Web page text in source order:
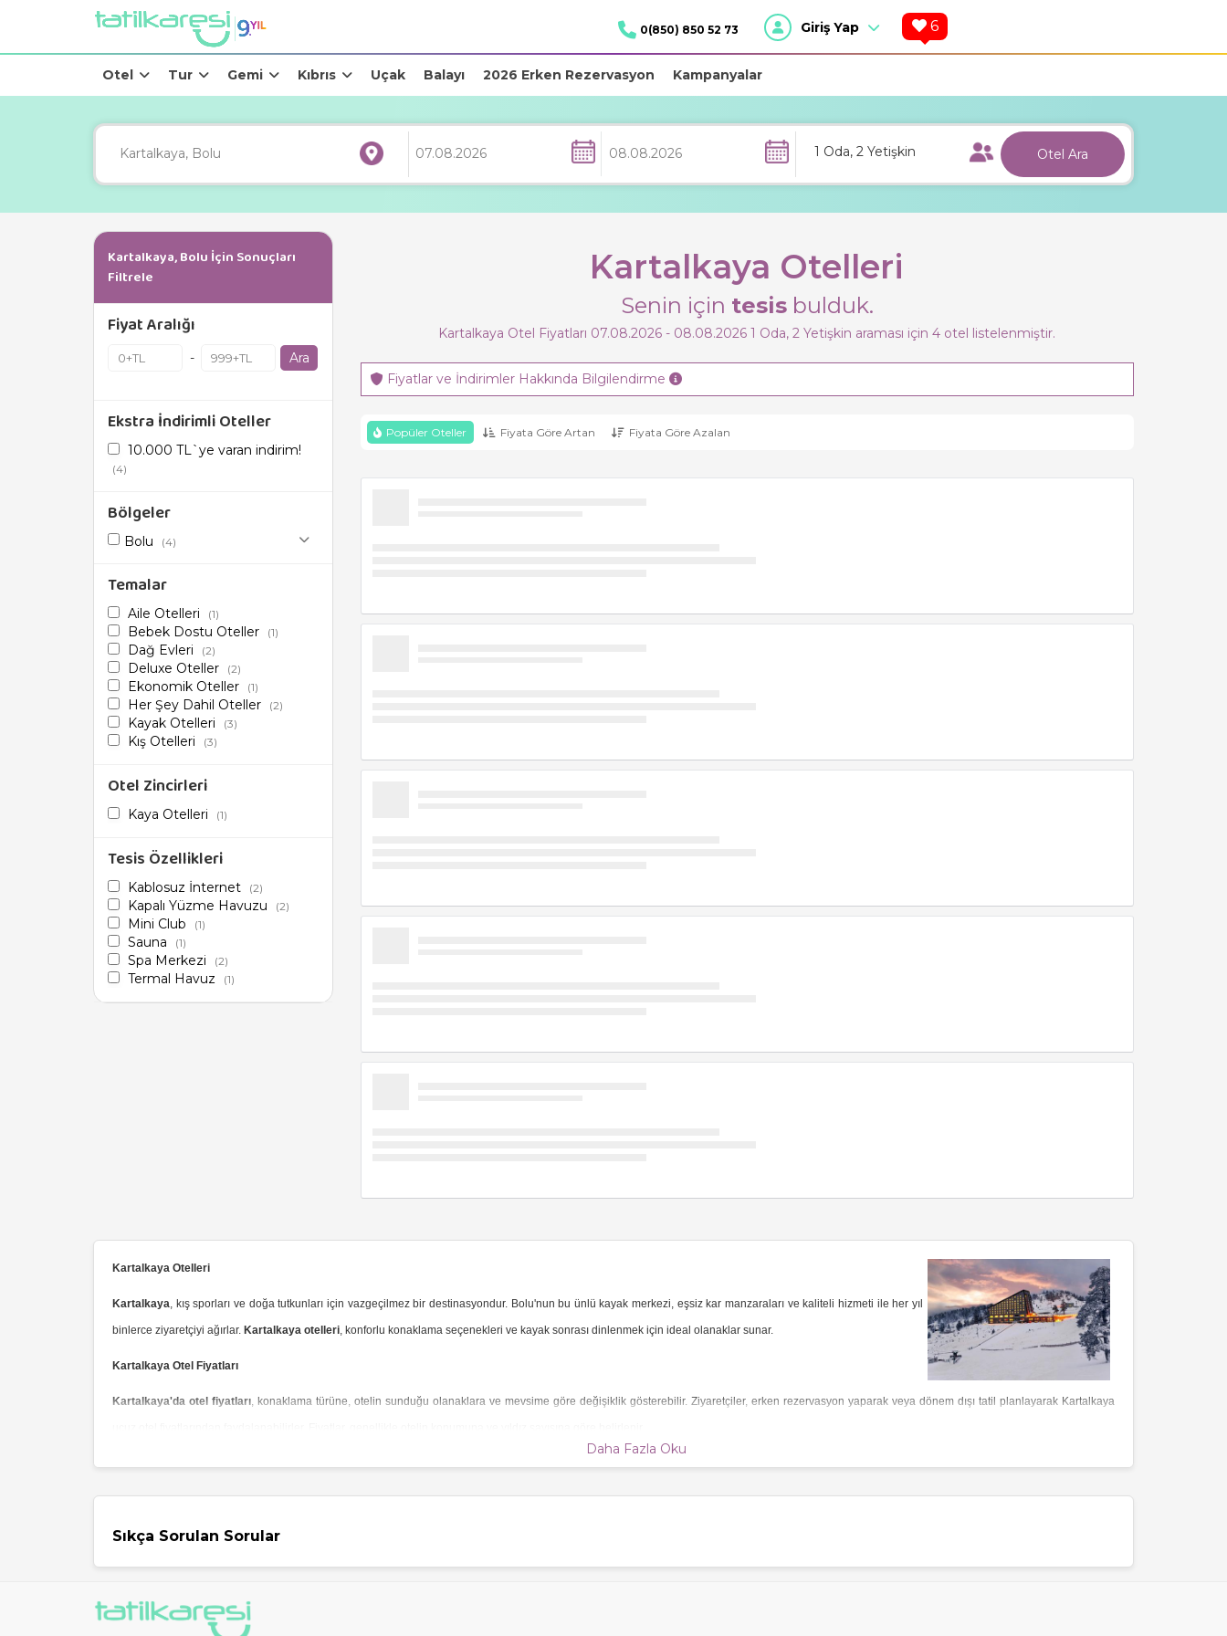
0(850) 850 52 73 Giriş Yap 6
Otel Tur Gemi Kıbrıs Uçak Balayı 2026 Erken Rezervasyon Kampanyalar
1 Oda, 2Yetişkin Otel Ara
Kartalkaya, Bolu İçin Sonuçları
Filtrele
Fiyat Aralığı
- Ara
Ekstra İndirimli Oteller
10.000 TL`ye varan indirim!
(4)
Bölgeler
Bolu (4)
Temalar
Aile Otelleri (1)
Bebek Dostu Oteller (1)
Dağ Evleri (2)
Deluxe Oteller (2)
Ekonomik Oteller (1)
Her Şey Dahil Oteller (2)
Kayak Otelleri (3)
Kış Otelleri (3)
Tek Bay Kabul Eden Oteller
Tüm Şehir Otelleri
Otel Zincirleri
Kaya Otelleri (1)
Tesis Özellikleri
Kablosuz İnternet (2)
Kapalı Yüzme Havuzu (2)
Mini Club (1)
Sauna (1)
Spa Merkezi (2)
Termal Havuz (1)
Kartalkaya Otelleri
Senin için tesisbulduk.
Kartalkaya Otel Fiyatları 07.08.2026 - 08.08.20261 Oda,2 Yetişkin araması için 4 otel listelenmiştir.
Fiyatlar ve İndirimler Hakkında Bilgilendirme
Popüler Oteller Fiyata Göre Artan Fiyata Göre Azalan
Kartalkaya Otelleri
Kartalkaya, kış sporları ve doğa tutkunları için vazgeçilmez bir destinasyondur. Bolu'nun bu ünlü kayak merkezi, eşsiz kar manzaraları ve kaliteli hizmeti ile her yıl
binlerce ziyaretçiyi ağırlar. Kartalkaya otelleri, konforlu konaklama seçenekleri ve kayak sonrası dinlenmek için ideal olanaklar sunar.
Kartalkaya Otel Fiyatları
Kartalkaya'da otel fiyatları, konaklama türüne, otelin sunduğu olanaklara ve mevsime göre değişiklik gösterebilir. Ziyaretçiler, erken rezervasyon yaparak veya dönem dışı tatil planlayarak Kartalkaya
Kartalkaya, her bütçeye uygun konaklama seçenekleri sunar.Kartalkaya en uygun fiyatlı oteller, bütçe dostu seçenekler arayanlar için idealdir. Bu oteller, maliyeti düşürürken konaklama kalitesinden
konaklama imkanı sunarak, ziyaretçilere unutulmaz anlar yaşatır.
Daha Fazla Oku
Sıkça Sorulan Sorular